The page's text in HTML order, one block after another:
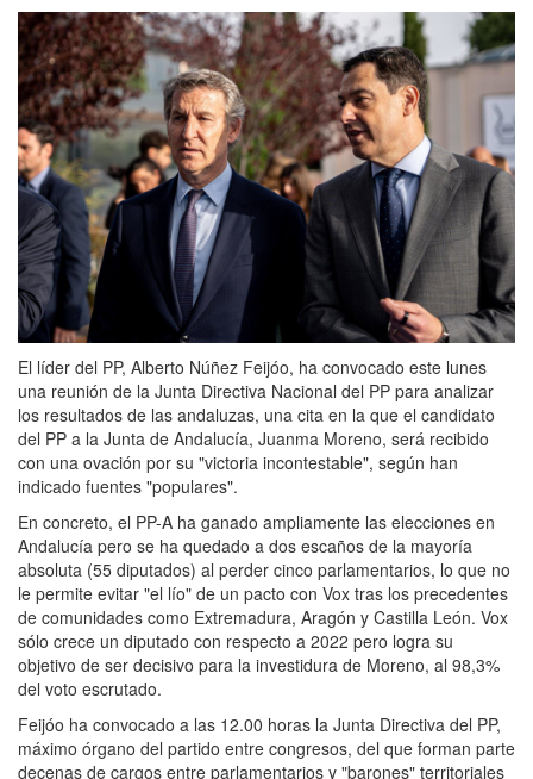
El líder del PP, Alberto Núñez Feijóo, ha convocado este lunes
una reunión de la Junta Directiva Nacional del PP para analizar
los resultados de las andaluzas, una cita en la que el candidato
del PP a la Junta de Andalucía, Juanma Moreno, será recibido
con una ovación por su "victoria incontestable", según han
indicado fuentes "populares".
En concreto, el PP-A ha ganado ampliamente las elecciones en
Andalucía pero se ha quedado a dos escaños de la mayoría
absoluta (55 diputados) al perder cinco parlamentarios, lo que no
le permite evitar "el lío" de un pacto con Vox tras los precedentes
de comunidades como Extremadura, Aragón y Castilla León. Vox
sólo crece un diputado con respecto a 2022 pero logra su
objetivo de ser decisivo para la investidura de Moreno, al 98,3%
del voto escrutado.
Feijóo ha convocado a las 12.00 horas la Junta Directiva del PP,
máximo órgano del partido entre congresos, del que forman parte
decenas de cargos entre parlamentarios y "barones" territoriales